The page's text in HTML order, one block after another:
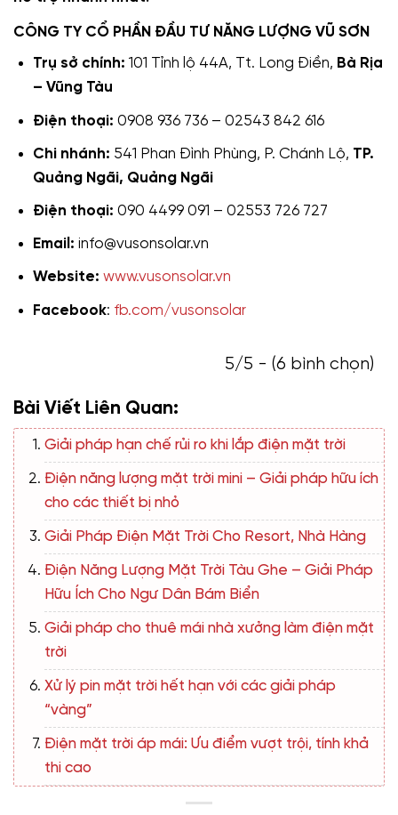
CÔNG TY CỔ PHẦN ĐẦU TƯ NĂNG LƯỢNG VŨ SƠN
Trụ sở chính: 101 Tỉnh lộ 44A, Tt. Long Điền, Bà Rịa
– Vũng Tàu
Điện thoại: 0908 936 736 – 02543 842 616
Chi nhánh: 541 Phan Đình Phùng, P. Chánh Lộ, TP.
Quảng Ngãi, Quảng Ngãi
Điện thoại: 090 4499 091 – 02553 726 727
Email: info@vusonsolar.vn
Website: www.vusonsolar.vn
Facebook: fb.com/vusonsolar
5/5 - (6 bình chọn)
Bài Viết Liên Quan:
Giải pháp hạn chế rủi ro khi lắp điện mặt trời
Điện năng lượng mặt trời mini – Giải pháp hữu ích
cho các thiết bị nhỏ
Giải Pháp Điện Mặt Trời Cho Resort, Nhà Hàng
Điện Năng Lượng Mặt Trời Tàu Ghe – Giải Pháp
Hữu Ích Cho Ngư Dân Bám Biển
Giải pháp cho thuê mái nhà xưởng làm điện mặt
trời
Xử lý pin mặt trời hết hạn với các giải pháp
“vàng”
Điện mặt trời áp mái: Ưu điểm vượt trội, tính khả
thi cao